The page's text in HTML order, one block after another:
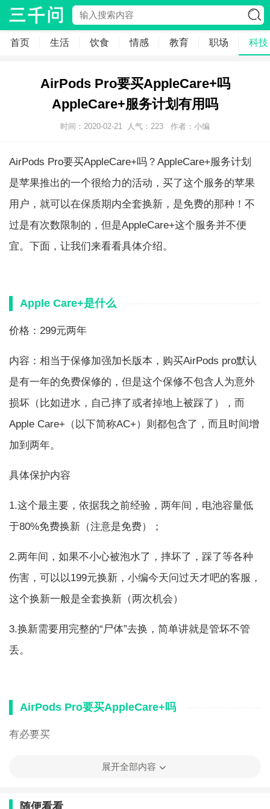
首页 生活 饮食 情感 教育 职场 科技
AirPods Pro要买AppleCare+吗
AppleCare+服务计划有用吗
时间：2020-02-21 人气： 223 作者：小编
AirPods Pro要买AppleCare+吗？AppleCare+服务计划
是苹果推出的一个很给力的活动，买了这个服务的苹果
用户，就可以在保质期内全套换新，是免费的那种！不
过是有次数限制的，但是AppleCare+这个服务并不便
宜。下面，让我们来看看具体介绍。
Apple Care+是什么
价格：299元两年
内容：相当于保修加强加长版本，购买AirPods pro默认
是有一年的免费保修的，但是这个保修不包含人为意外
损坏（比如进水，自己摔了或者掉地上被踩了），而
Apple Care+（以下简称AC+）则都包含了，而且时间增
加到两年。
具体保护内容
1.这个最主要，依据我之前经验，两年间，电池容量低
于80%免费换新（注意是免费）；
2.两年间，如果不小心被泡水了，摔坏了，踩了等各种
伤害，可以以199元换新，小编今天问过天才吧的客服，
这个换新一般是全套换新（两次机会）
3.换新需要用完整的“尸体”去换，简单讲就是管坏不管
丢。
AirPods Pro要买AppleCare+吗
有必要买
1、因为pro在手机上是看不到电池损耗的，所以80%还
展开全部内容
随便看看